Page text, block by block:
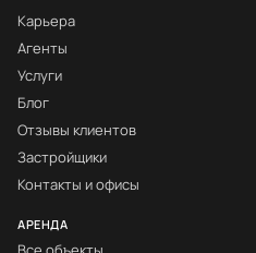
Карьера
Агенты
Услуги
Блог
Отзывы клиентов
Застройщики
Контакты и офисы
АРЕНДА